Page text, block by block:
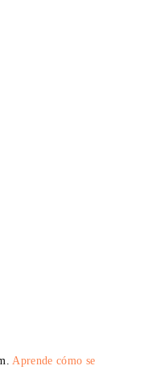
Aprende cómo se